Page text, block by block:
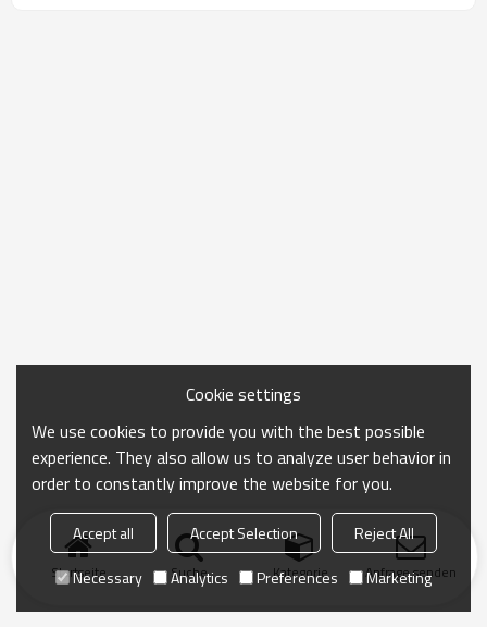
Startseite Suche Kategorie Anfrage senden
Cookie settings
We use cookies to provide you with the best possible
experience. They also allow us to analyze user behavior in
order to constantly improve the website for you.
Accept all Accept Selection
Reject All
Necessary
Analytics Preferences Marketing